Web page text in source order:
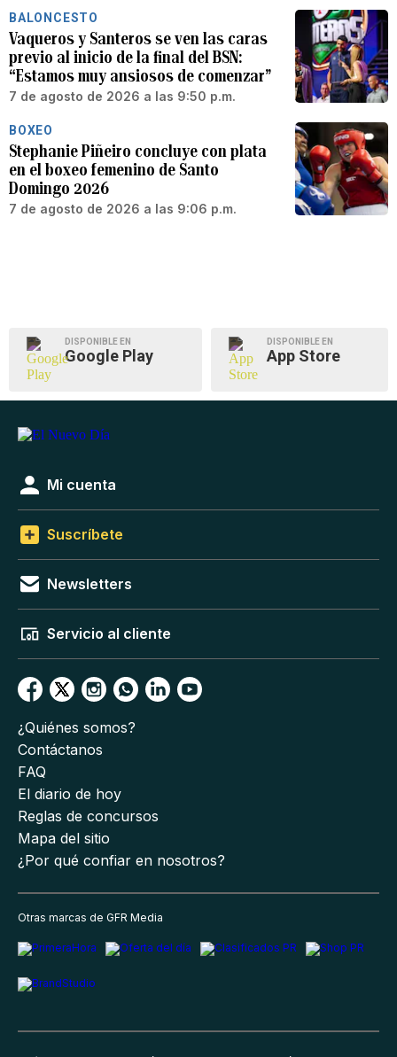
BALONCESTO
Vaqueros y Santeros se ven las caras
previo al inicio de la final del BSN:
“Estamos muy ansiosos de comenzar”
7 de agosto de 2026 a las 9:50 p.m.
BOXEO
Stephanie Piñeiro concluye con plata
en el boxeo femenino de Santo
Domingo 2026
7 de agosto de 2026 a las 9:06 p.m.
DISPONIBLE EN
Google Play
DISPONIBLE EN
App Store
Mi cuenta
Suscríbete
Newsletters
Servicio al cliente
¿Quiénes somos?
Contáctanos
FAQ
El diario de hoy
Reglas de concursos
Mapa del sitio
¿Por qué confiar en nosotros?
Otras marcas de GFR Media